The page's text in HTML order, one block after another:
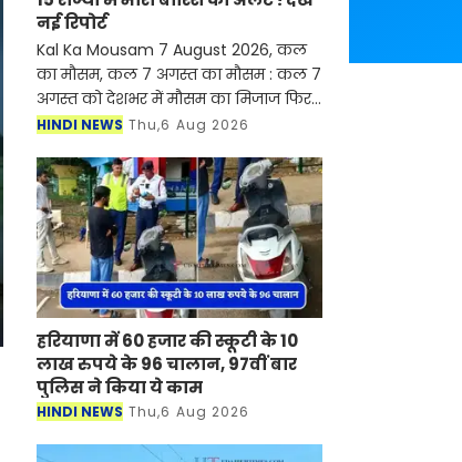
नई रिपोर्ट
Kal Ka Mousam 7 August 2026, कल
का मौसम, कल 7 अगस्त का मौसम : कल 7
अगस्त को देशभर में मौसम का मिजाज फिर
से बदलने वाला है। देश के कई राज्यों में
को मिल रही है, ज
HINDI NEWS Thu,6 Aug 2026
हरियाणा में 60 हजार की स्कूटी के 10
लाख रुपये के 96 चालान, 97वीं बार
पुलिस ने किया ये काम
HINDI NEWS Thu,6 Aug 2026